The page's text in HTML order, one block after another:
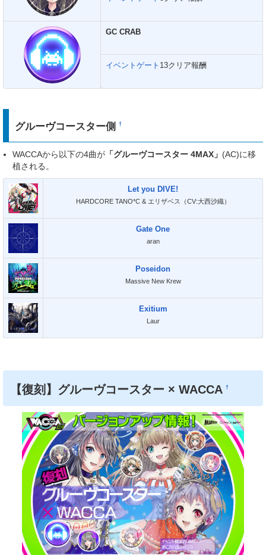
GC CRAB
イベントゲート 13クリア報酬
グルーヴコースター側†
WACCAから以下の4曲が 「グルーヴコースター 4MAX」 (AC)に移
植される。
Let you DIVE!
HARDCORE TANO*C & エリザベス（CV:大西沙織）
Gate One
aran
Poseidon
Massive New Krew
Exitium
Laur
【復刻】グルーヴコースター × WACCA†